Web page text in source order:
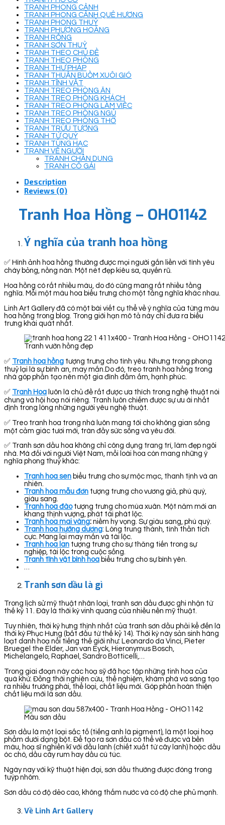
TRANH PHONG CẢNH
TRANH PHONG CẢNH QUÊ HƯƠNG
TRANH PHONG THUỶ
TRANH PHƯỢNG HOÀNG
TRANH RỒNG
TRANH SƠN THUỶ
TRANH THEO CHỦ ĐỀ
TRANH THEO PHÒNG
TRANH THƯ PHÁP
TRANH THUẬN BUỒM XUÔI GIÓ
TRANH TĨNH VẬT
TRANH TREO PHÒNG ĂN
TRANH TREO PHÒNG KHÁCH
TRANH TREO PHÒNG LÀM VIỆC
TRANH TREO PHÒNG NGỦ
TRANH TREO PHÒNG THỜ
TRANH TRỪU TƯỢNG
TRANH TỨ QUÝ
TRANH TÙNG HẠC
TRANH VẼ NGƯỜI
TRANH CHÂN DUNG
TRANH CÔ GÁI
Description
Reviews (0)
Tranh Hoa Hồng – OHO1142
Ý nghĩa của tranh hoa hồng
✅ Hình ảnh hoa hồng thường được mọi người gắn liền với tình yêu
cháy bỏng, nồng nàn. Một nét đẹp kiêu sa, quyến rũ.
Hoa hồng có rất nhiều màu, do đó cũng mang rất nhiều tầng
nghĩa. Mỗi một màu hoa biểu trưng cho một tầng nghĩa khác nhau.
Linh Art Gallery đã có một bài viết cụ thể về ý nghĩa của từng màu
hoa hồng trong blog. Trong giới hạn mô tả này chỉ đưa ra biểu
trưng khái quát nhất.
Tranh vườn hồng đẹp
✅ Tranh hoa hồng tượng trưng cho tình yêu. Nhưng trong phong
thuỷ lại là sự bình an, may mắn.Do đó, treo tranh hoa hồng trong
nhà góp phần tạo nên một gia đình đầm ấm, hạnh phúc.
✅ Tranh Hoa luôn là chủ đề rất được ưa thích trong nghệ thuật nói
chung và hội hoạ nói riêng. Tranh luôn chiếm được sự ưu ái nhất
định trong lòng những người yêu nghệ thuật.
✅ Treo tranh hoa trong nhà luôn mang tới cho không gian sống
một cảm giác tươi mới, tràn đầy sức sống và yêu đời.
✅ Tranh sơn dầu hoa không chỉ công dụng trang trí, làm đẹp ngôi
nhà. Mà đối với người Việt Nam, mỗi loài hoa còn mang những ý
nghĩa phong thuỷ khác:
Tranh hoa sen biểu trưng cho sự mộc mạc, thanh tịnh và an
nhiên.
Tranh hoa mẫu đơn tượng trưng cho vương giả, phú quý,
giàu sang.
Tranh hoa đàotượng trưng cho mùa xuân. Một năm mới an
khang thịnh vượng, phát tài phát lộc.
Tranh hoa mai vàng: niềm hy vọng. Sự giàu sang, phú quý.
Tranh hoa hướng dương: Lòng trung thành, tình thần tích
cực. Mang lại may mắn và tài lộc.
Tranh hoa lan tượng trưng cho sự thăng tiến trong sự
nghiệp, tài lộc trong cuộc sống.
Tranh tĩnh vật bình hoa biểu trưng cho sự bình yên.
Tranh sơn dầu là gì
Trong lịch sử mỹ thuật nhân loại, tranh sơn dầu được ghi nhận từ
thế kỷ 11. Đây là thời kỳ vinh quang của nhiều nền mỹ thuật.
Tuy nhiên, thời kỳ hưng thịnh nhất của tranh sơn dầu phải kể đến là
thời kỳ Phục Hưng (bắt đầu từ thế kỷ 14). Thời kỳ này sản sinh hàng
loạt danh hoạ nổi tiếng thế giới như: Leonardo da Vinci, Pieter
Bruegel the Elder, Jan van Eyck, Hieronymus Bosch,
Michelangelo, Raphael, Sandro Botticelli,…
Trong giai đoạn này các hoạ sỹ đã học tập những tinh hoa của
quá khứ. Đồng thời nghiên cứu, thể nghiệm, khám phá và sáng tạo
ra nhiều trường phái, thể loại, chất liệu mới. Góp phần hoàn thiện
chất liệu mới là sơn dầu.
Màu sơn dầu
Sơn dầu là một loại sắc tố (tiếng anh là pigment), là một loại hoạ
phẩm dưới dạng bột. Để tạo ra sơn dầu có thể vẽ được và bền
màu, hoạ sĩ nghiền kĩ với dầu lanh (chiết xuất từ cây lanh) hoặc dầu
óc chó, dầu cây rum hay dầu cù túc.
Ngày nay với kỹ thuật hiện đại, sơn dầu thường được đóng trong
tuýp nhôm.
Sơn dầu có độ dẻo cao, không thấm nước và có độ che phủ mạnh.
Về Linh Art Gallery